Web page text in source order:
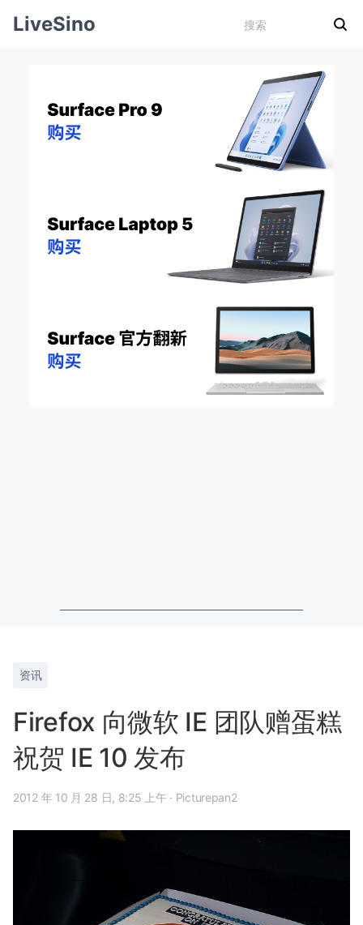
LiveSino
资讯
Firefox 向微软 IE 团队赠蛋糕
祝贺 IE 10 发布
2012 年 10 月 28 日, 8:25 上午 · Picturepan2